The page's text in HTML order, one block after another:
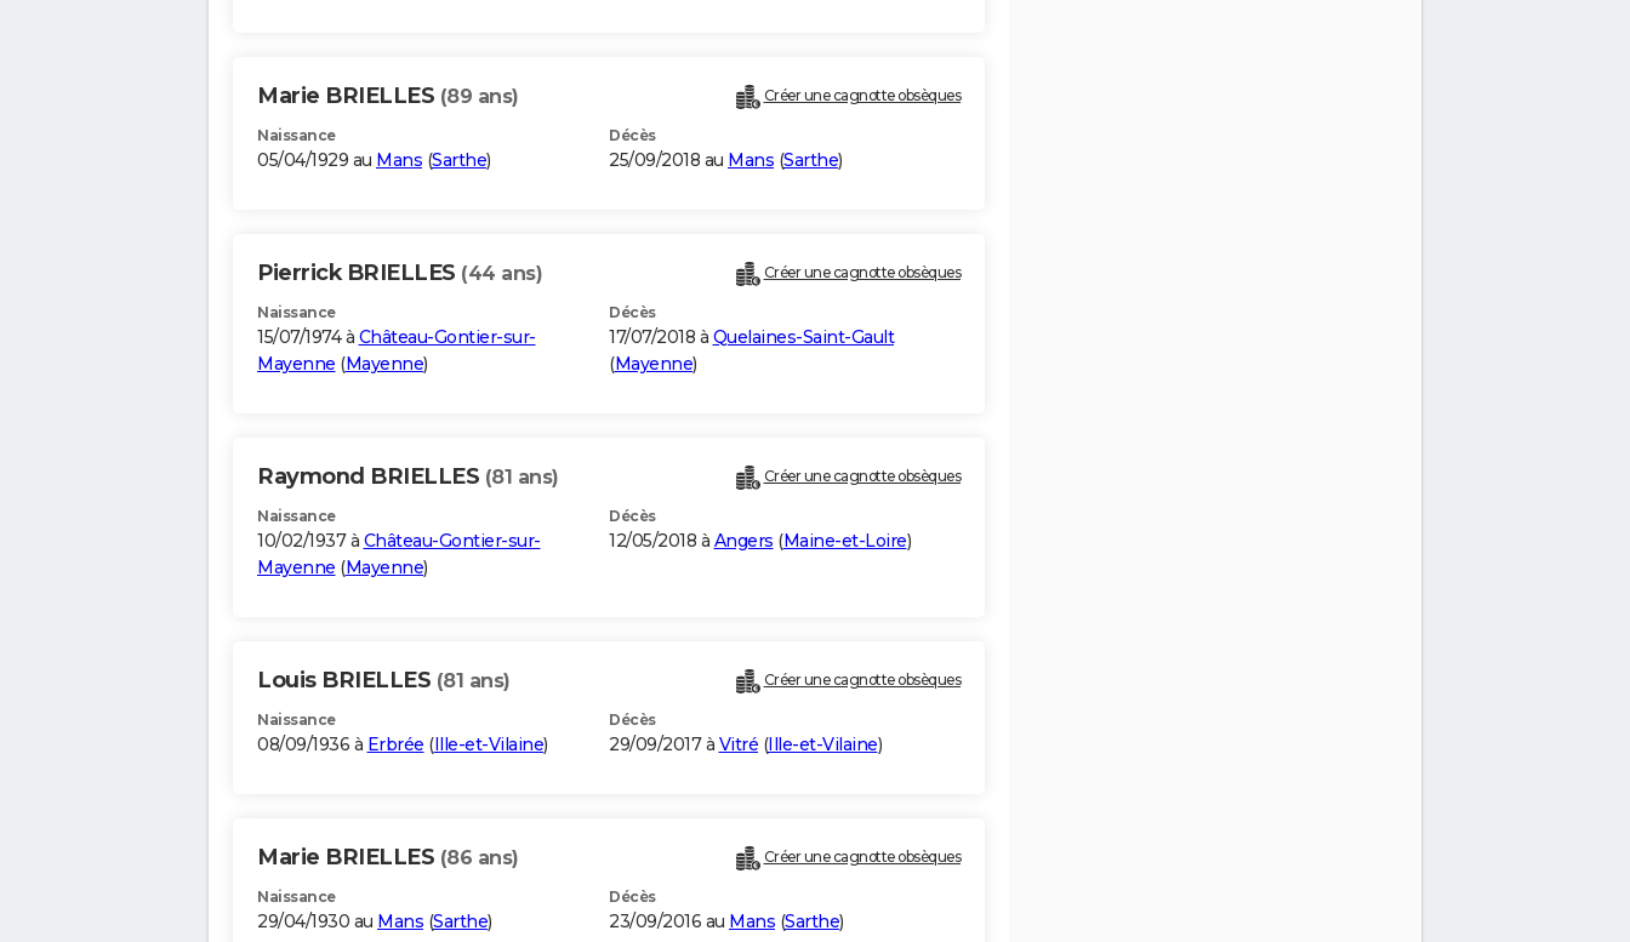
Marie BRIELLES (89 ans) Créer une cagnotte obsèques
Naissance
05/04/1929 au Mans (Sarthe)
Décès
25/09/2018 au Mans (Sarthe)
Pierrick BRIELLES (44 ans) Créer une cagnotte obsèques
Naissance
15/07/1974 à Château-Gontier-sur-
Mayenne (Mayenne)
Décès
17/07/2018 à Quelaines-Saint-Gault
(Mayenne)
Raymond BRIELLES (81 ans) Créer une cagnotte obsèques
Naissance
10/02/1937 à Château-Gontier-sur-
Mayenne (Mayenne)
Décès
12/05/2018 à Angers (Maine-et-Loire)
Louis BRIELLES (81 ans) Créer une cagnotte obsèques
Naissance
08/09/1936 à Erbrée (Ille-et-Vilaine)
Décès
29/09/2017 à Vitré (Ille-et-Vilaine)
Marie BRIELLES (86 ans) Créer une cagnotte obsèques
Naissance
29/04/1930 au Mans (Sarthe)
Décès
23/09/2016 au Mans (Sarthe)